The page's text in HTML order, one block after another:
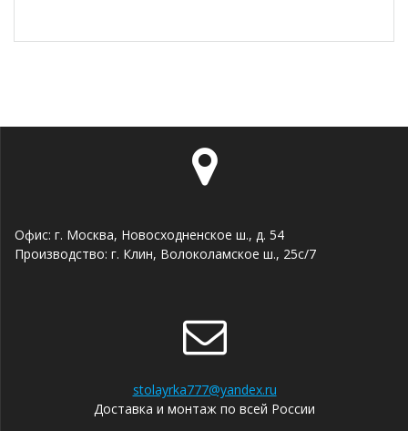
Офис: г. Москва, Новосходненское ш., д. 54
Производство: г. Клин, Волоколамское ш., 25с/7
stolayrka777@yandex.ru
Доставка и монтаж по всей России